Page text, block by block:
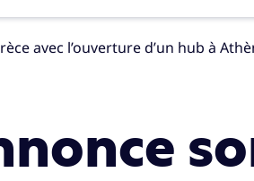
avec l’ouverture d’un hub à